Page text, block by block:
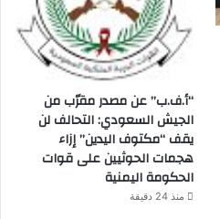
“أ.ف.ب” عن مصدر مقرّب من
الجيش السعودي: التحالف لن
يقف “مكتوف اليدين” إزاء
هجمات الحوثيين على قوات
الحكومة اليمنية
منذ 24 دقيقة